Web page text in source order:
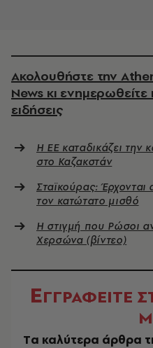
Ακολουθήστε την
News κι ενημερωθείτε
ειδήσεις
Η ΕΕ καταδικάζει
στο Καζακστάν
Σταϊκούρας: Έρχονται
τον κατώτατο μισθό
Η στιγμή που Ρώσοι
Χερσώνα (βίντεο)
ΕΓΓΡΑΦΕΙΤΕ
Tα καλύτερα άρθρα